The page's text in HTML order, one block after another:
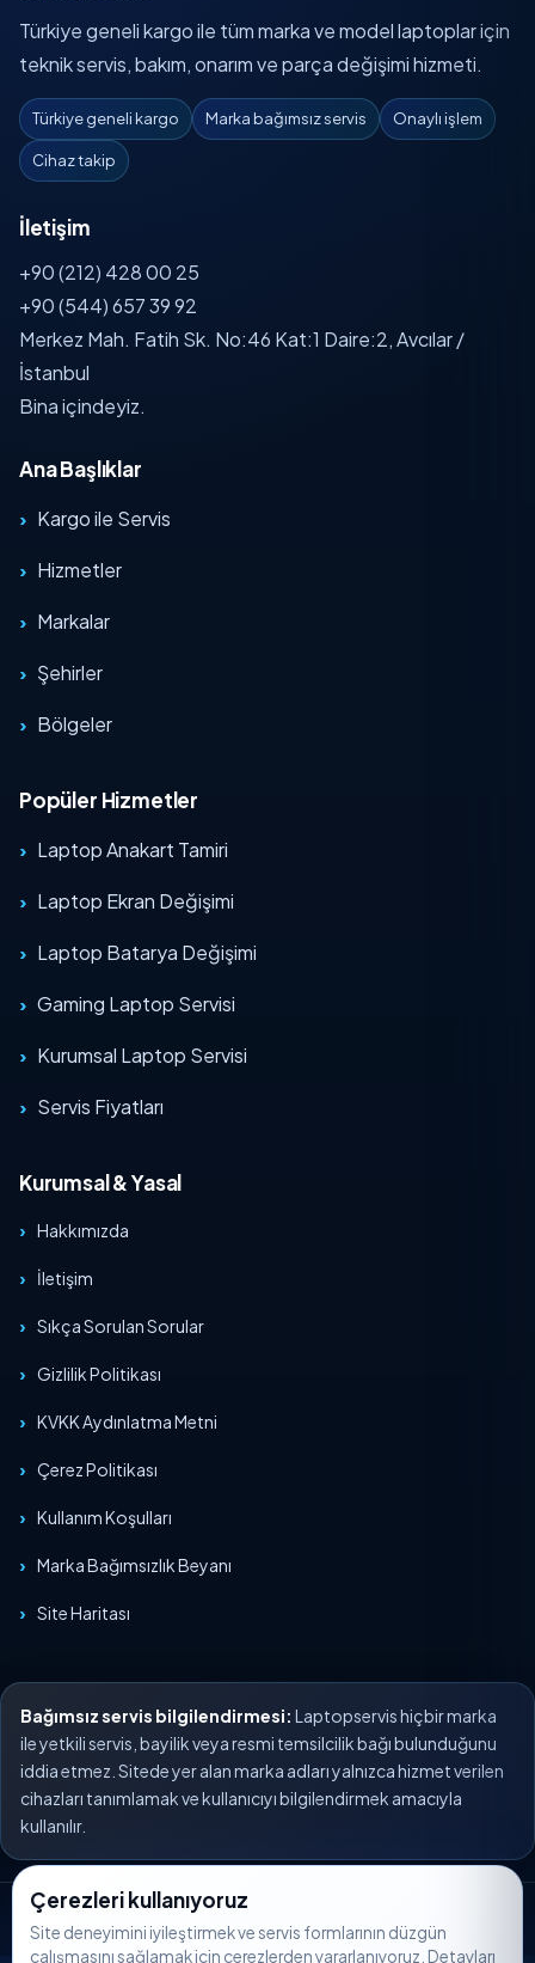
Türkiye geneli kargo ile tüm marka ve model laptoplar için
teknik servis, bakım, onarım ve parça değişimi hizmeti.
Türkiye geneli kargo Marka bağımsız servis Onaylı işlem
Cihaz takip
İletişim
+90 (212) 428 00 25
+90 (544) 657 39 92
Merkez Mah. Fatih Sk. No:46 Kat:1 Daire:2, Avcılar /
İstanbul
Bina içindeyiz.
Ana Başlıklar
Kargo ile Servis
Hizmetler
Markalar
Şehirler
Bölgeler
Popüler Hizmetler
Laptop Anakart Tamiri
Laptop Ekran Değişimi
Laptop Batarya Değişimi
Gaming Laptop Servisi
Kurumsal Laptop Servisi
Servis Fiyatları
Kurumsal & Yasal
Hakkımızda
İletişim
Sıkça Sorulan Sorular
Gizlilik Politikası
KVKK Aydınlatma Metni
Çerez Politikası
Kullanım Koşulları
Marka Bağımsızlık Beyanı
Site Haritası
Bağımsız servis bilgilendirmesi: Laptopservis hiçbir marka
ile yetkili servis, bayilik veya resmi temsilcilik bağı bulunduğunu
iddia etmez. Sitede yer alan marka adları yalnızca hizmet verilen
cihazları tanımlamak ve kullanıcıyı bilgilendirmek amacıyla
kullanılır.
© 2026 Laptopservis. Tüm hakları saklıdır.
Çerezleri kullanıyoruz
Site deneyimini iyileştirmek ve servis formlarının düzgün
çalışmasını sağlamak için çerezlerden yararlanıyoruz. Detayları